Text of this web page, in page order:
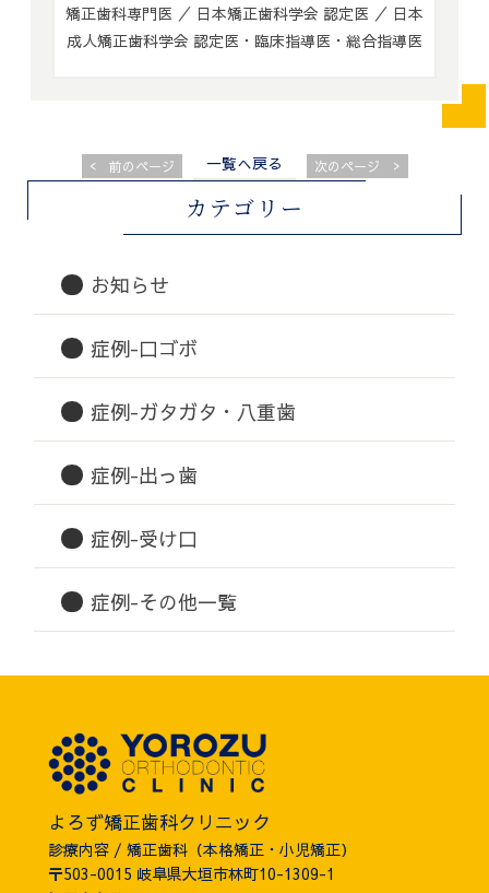
カテゴリー
お知らせ
症例-口ゴボ
症例-ガタガタ・八重歯
症例-出っ歯
症例-受け口
症例-その他一覧
矯正歯科専門医 ／ 日本矯正歯科学会 認定医 ／ 日本
成人矯正歯科学会 認定医・臨床指導医・総合指導医
<前のページ 一覧へ戻る 次のページ >
よろず矯正歯科クリニック
診療内容 / 矯正歯科（本格矯正・小児矯正）
〒503-0015 岐阜県大垣市林町10-1309-1